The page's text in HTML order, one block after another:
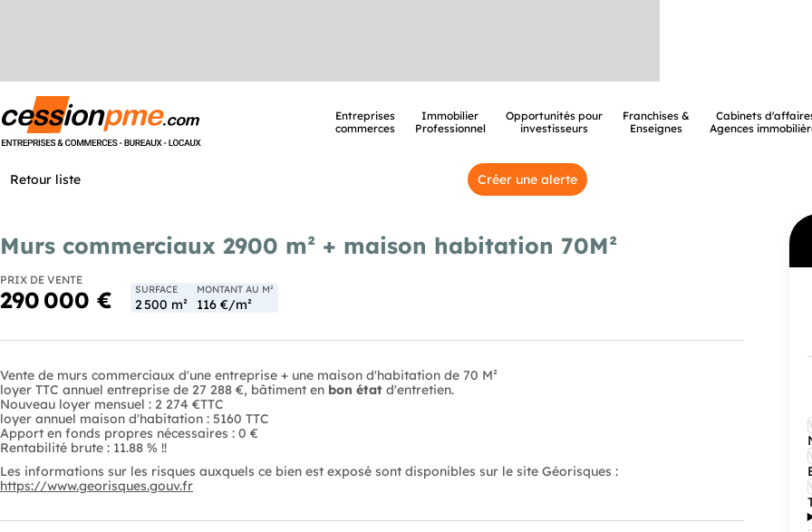
Entreprises
commerces
Immobilier
Professionnel
Opportunités pour
investisseurs
Franchises &
Enseignes
Cabinets
Agences
Retour liste Créer une alerte
Murs commerciaux 2900 m² + maison habitation 70M²
PRIX DE VENTE
290 000 € SURFACE
2 500 m²
MONTANT AU M²
116 €/m²
Vente de murs commerciaux d'une entreprise + une maison d'habitation de 70 M²
loyer TTC annuel entreprise de 27 288 €, bâtiment en bon état d'entretien.
Nouveau loyer mensuel : 2 274 €TTC
loyer annuel maison d'habitation : 5160 TTC
Apport en fonds propres nécessaires : 0 €
Rentabilité brute : 11.88 % !!
Les informations sur les risques auxquels ce bien est exposé sont disponibles sur le site Géorisques :
https://www.georisques.gouv.fr